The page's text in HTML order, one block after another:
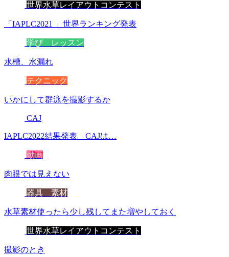
世界水草レイアウトコンテスト
「IAPLC2021 」世界ランキング発表
学び レッスン
水槽、水漏れ
テクニック
いかにして群泳を撮影するか
CAJ
IAPLC2022結果発表 CAJは…
動画
肉眼では見えない
器具 素材
水草素材使ったら少し残してまた増やしておく
世界水草レイアウトコンテスト
撮影のとき